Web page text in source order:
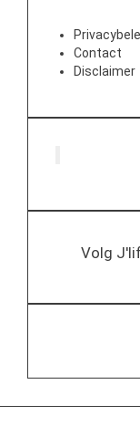
Contact
Disclaimer
Volg